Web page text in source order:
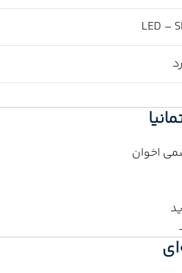
LED –
اخوان